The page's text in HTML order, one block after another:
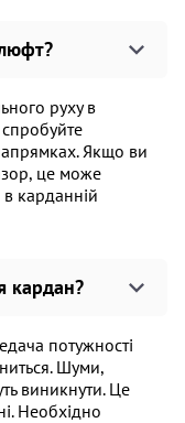
руху в
Якщо ви
це може
в карданній
кардан?
потужності
Шуми,
виникнути. Це
Необхідно